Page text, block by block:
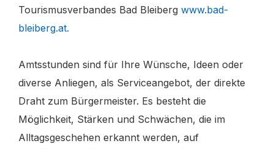
Tourismusverbandes Bad Bleiberg www.bad-
bleiberg.at.
Amtsstunden sind für Ihre Wünsche, Ideen oder
diverse Anliegen, als Serviceangebot, der direkte
Draht zum Bürgermeister. Es besteht die
Möglichkeit, Stärken und Schwächen, die im
Alltagsgeschehen erkannt werden, auf